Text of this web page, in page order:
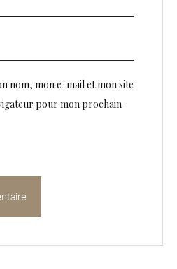
nom, mon e-mail et mon site
pour mon prochain